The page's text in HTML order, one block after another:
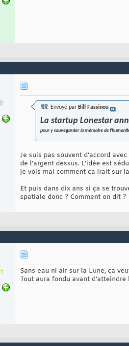
Envoyé par Bill Fassinou
La startup Lonestar
pour y sauvegarder la mémoire de
Je suis pas souvent d'accord
de l'argent dessus. L'idée est
je vois mal comment ça irait sur
Et puis dans dix ans si ça se
spatiale donc ? Comment on dit ?
Sans eau ni air sur la Lune, ça
Tout aura fondu avant